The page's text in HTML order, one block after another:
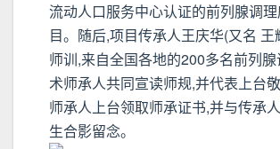
流动人口服务中心认证的前列腺调
目。随后,项目传承人王庆华(又名 王
师训,来自全国各地的200多名前列
术师承人共同宣读师规,并代表上台
师承人上台领取师承证书,并与传承
生合影留念。